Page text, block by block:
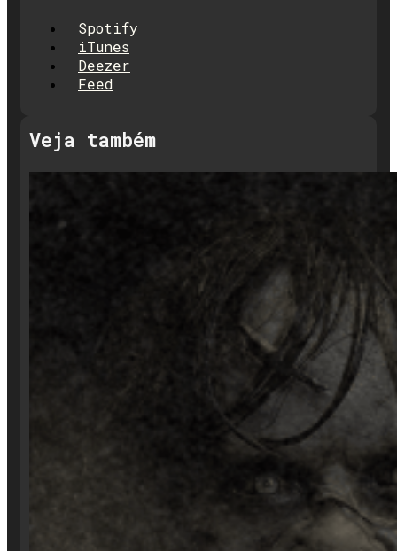
Spotify
iTunes
Deezer
Feed
Veja também